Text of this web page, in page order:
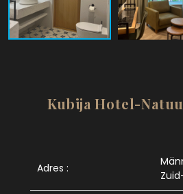
Kubija Hotel-
Adres :